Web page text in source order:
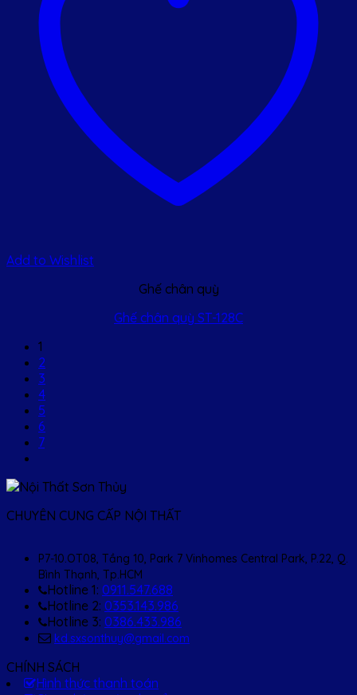
Add to Wishlist
Ghế chân quỳ
Ghế chân quỳ ST-128C
1
2
3
4
5
6
7
CHUYÊN CUNG CẤP NỘI THẤT
P7-10.OT08, Tầng 10, Park 7 Vinhomes Central Park, P.22, Q.
Bình Thạnh, Tp.HCM
Hotline 1: 0911.547.688
Hotline 2: 0353.143.986
Hotline 3: 0386.433.986
kd.sxsonthuy@gmail.com
CHÍNH SÁCH
Hình thức thanh toán